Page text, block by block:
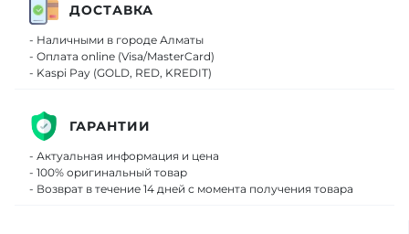
ДОСТАВКА
- Наличными в городе Алматы
- Оплата online (Visa/MasterCard)
- Kaspi Pay (GOLD, RED, KREDIT)
ГАРАНТИИ
- Актуальная информация и цена
- 100% оригинальный товар
- Возврат в течение 14 дней с момента получения товара